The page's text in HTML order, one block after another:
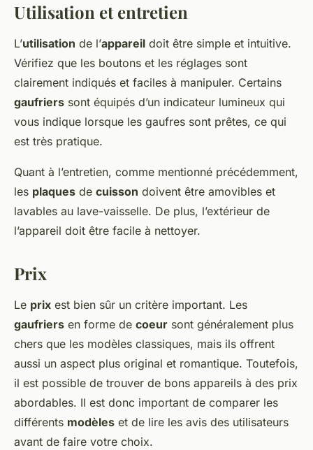
Utilisation et entretien
L’utilisation de l’appareil doit être simple et intuitive.
Vérifiez que les boutons et les réglages sont
clairement indiqués et faciles à manipuler. Certains
gaufriers sont équipés d’un indicateur lumineux qui
vous indique lorsque les gaufres sont prêtes, ce qui
est très pratique.
Quant à l’entretien, comme mentionné précédemment,
les plaques de cuisson doivent être amovibles et
lavables au lave-vaisselle. De plus, l’extérieur de
l’appareil doit être facile à nettoyer.
Prix
Le prix est bien sûr un critère important. Les
gaufriers en forme de coeur sont généralement plus
chers que les modèles classiques, mais ils offrent
aussi un aspect plus original et romantique. Toutefois,
il est possible de trouver de bons appareils à des prix
abordables. Il est donc important de comparer les
différents modèles et de lire les avis des utilisateurs
avant de faire votre choix.